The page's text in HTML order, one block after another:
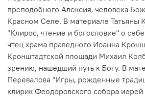
преподобного Алексия, человека
Красном Селе. В материале Татьяны
"Клирос, чтение и богословие" о
чтец храма праведного Иоанна
Кронштадтской площади Михаил
зрению, нашедший путь к Богу. В
Перевалова "Игры, рожденные
клирик Феодоровского собора